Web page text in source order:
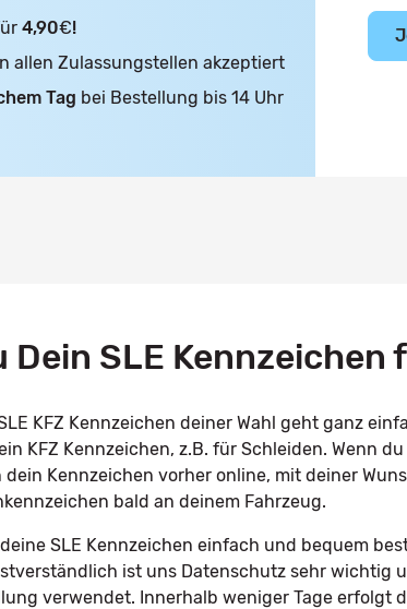
4,90€!
allen Zulassungstellen akzeptiert
Tag bei Bestellung bis 14 Uhr
Dein SLE Kennzeichen
KFZ Kennzeichen deiner Wahl geht ganz
KFZ Kennzeichen, z.B. für Schleiden. Wenn
Kennzeichen vorher online, mit deiner
bald an deinem Fahrzeug.
SLE Kennzeichen einfach und bequem
ist uns Datenschutz sehr wichtig
verwendet. Innerhalb weniger Tage erfolgt